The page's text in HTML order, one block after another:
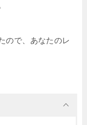
ので、あなたのレ